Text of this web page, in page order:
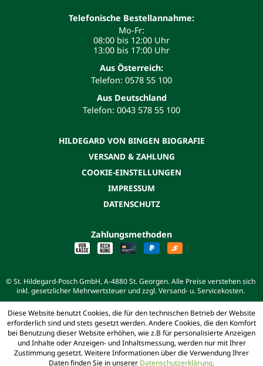
Telefonische Bestellannahme:
Mo-Fr:
08:00 bis 12:00 Uhr
13:00 bis 17:00 Uhr
Aus Österreich:
Telefon: 0578 55 100
Aus Deutschland
Telefon: 0043 578 55 100
HILDEGARD VON BINGEN BIOGRAFIE
VERSAND & ZAHLUNG
COOKIE-EINSTELLUNGEN
IMPRESSUM
DATENSCHUTZ
Zahlungsmethoden
© St. Hildegard-Posch GmbH, A-4880 St. Georgen. Alle Preise verstehen sich
inkl. gesetzlicher Mehrwertsteuer und zzgl. Versand- u. Servicekosten.
Diese Website benutzt Cookies, die für den technischen Betrieb der Website
erforderlich sind und stets gesetzt werden. Andere Cookies, die den Komfort
bei Benutzung dieser Website erhöhen, wie z.B für personalisierte Anzeigen
und Inhalte oder Anzeigen- und Inhaltsmessung, werden nur mit Ihrer
Zustimmung gesetzt. Weitere Informationen über die Verwendung Ihrer
Daten finden Sie in unserer Datenschutzerklärung.